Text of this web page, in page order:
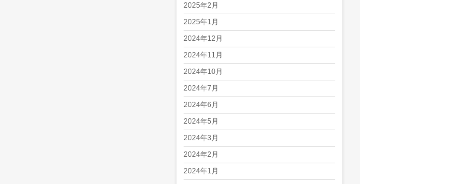
2025年2月
2025年1月
2024年12月
2024年11月
2024年10月
2024年7月
2024年6月
2024年5月
2024年3月
2024年2月
2024年1月